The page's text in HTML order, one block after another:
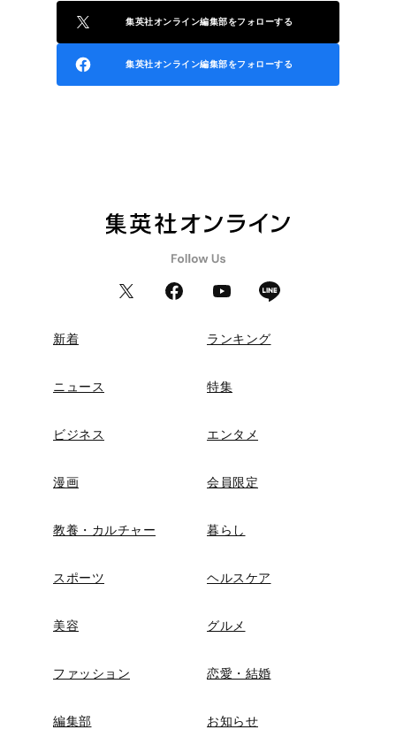
集英社オンライン編集部をフォローする
集英社オンライン編集部をフォローする
新着 ランキング
ニュース 特集
ビジネス エンタメ
漫画 会員限定
教養・カルチャー 暮らし
スポーツ ヘルスケア
美容 グルメ
ファッション 恋愛・結婚
編集部 お知らせ